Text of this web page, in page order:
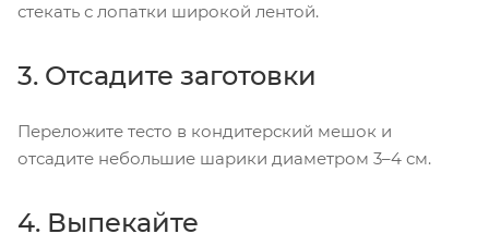
стекать с лопатки широкой лентой.
3. Отсадите заготовки
Переложите тесто в кондитерский мешок и
отсадите небольшие шарики диаметром 3–4 см.
4. Выпекайте